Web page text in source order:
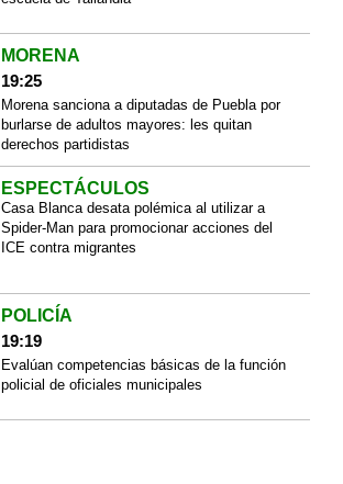
MORENA
19:25
Morena sanciona a diputadas de Puebla por
burlarse de adultos mayores: les quitan
derechos partidistas
ESPECTÁCULOS
Casa Blanca desata polémica al utilizar a
Spider-Man para promocionar acciones del
ICE contra migrantes
POLICÍA
19:19
Evalúan competencias básicas de la función
policial de oficiales municipales